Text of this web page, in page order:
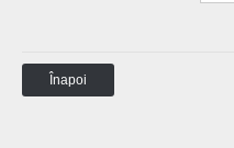
Înapoi